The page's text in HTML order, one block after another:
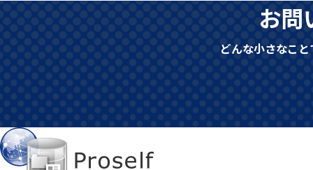
お問
どんな小さなこ